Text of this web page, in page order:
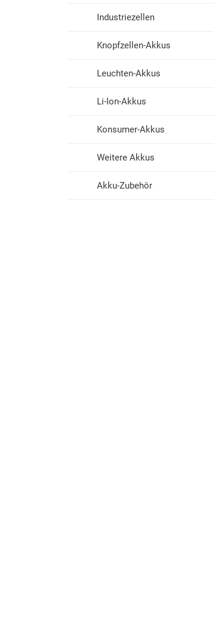
Industriezellen
Knopfzellen-Akkus
Leuchten-Akkus
Li-Ion-Akkus
Konsumer-Akkus
Weitere Akkus
Akku-Zubehör